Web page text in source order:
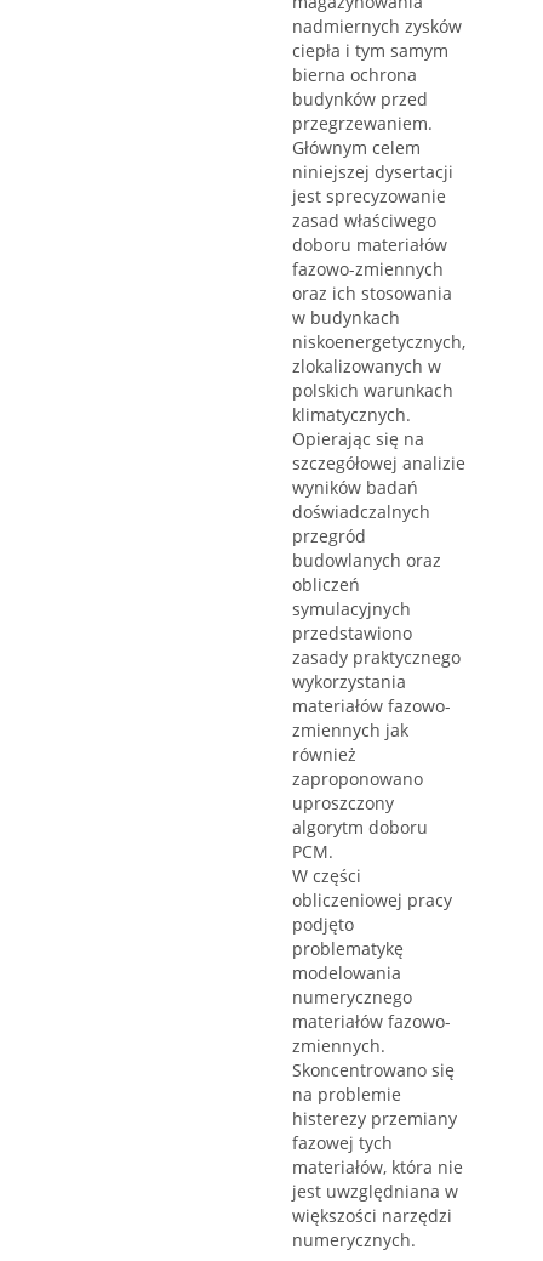
nadmiernych zysków
ciepła i tym samym
bierna ochrona
budynków przed
przegrzewaniem.
Głównym celem
niniejszej dysertacji
jest sprecyzowanie
zasad właściwego
doboru materiałów
fazowo-zmiennych
oraz ich stosowania
w budynkach
niskoenergetycznych,
zlokalizowanych w
polskich warunkach
klimatycznych.
Opierając się na
szczegółowej analizie
wyników badań
doświadczalnych
przegród
budowlanych oraz
obliczeń
symulacyjnych
przedstawiono
zasady praktycznego
wykorzystania
materiałów fazowo-
zmiennych jak
również
zaproponowano
uproszczony
algorytm doboru
PCM.
W części
obliczeniowej pracy
podjęto
problematykę
modelowania
numerycznego
materiałów fazowo-
zmiennych.
Skoncentrowano się
na problemie
histerezy przemiany
fazowej tych
materiałów, która nie
jest uwzględniana w
większości narzędzi
numerycznych.